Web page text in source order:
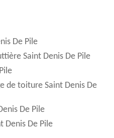
De Pile
Saint Denis De Pile
de toiture Saint Denis De
De Pile
Denis De Pile